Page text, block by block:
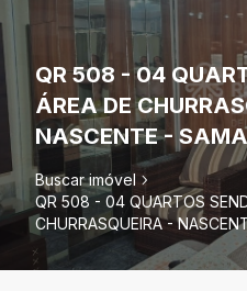
QR 508 - 04
ÁREA DE
NASCENTE -
Buscar imóvel
QR 508 - 04 QUARTOS
CHURRASQUEIRA -